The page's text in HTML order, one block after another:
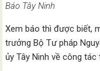
Báo Tây Ninh
Xem báo thì được biết,
trưởng Bộ Tư pháp
ủy Tây Ninh về công